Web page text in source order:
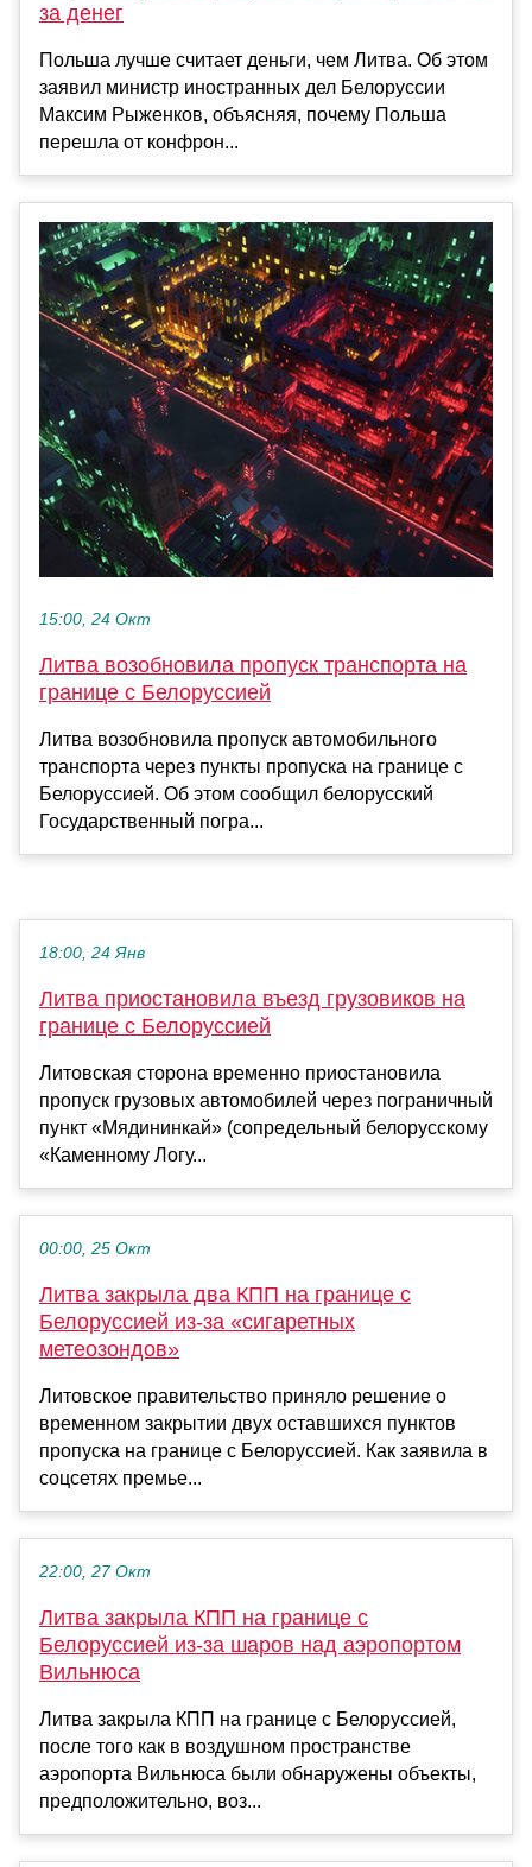
за денег
Польша лучше считает деньги, чем Литва. Об этом
заявил министр иностранных дел Белоруссии
Максим Рыженков, объясняя, почему Польша
перешла от конфрон...
15:00, 24 Окт
Литва возобновила пропуск транспорта на
границе с Белоруссией
Литва возобновила пропуск автомобильного
транспорта через пункты пропуска на границе с
Белоруссией. Об этом сообщил белорусский
Государственный погра...
18:00, 24 Янв
Литва приостановила въезд грузовиков на
границе с Белоруссией
Литовская сторона временно приостановила
пропуск грузовых автомобилей через пограничный
пункт «Мядининкай» (сопредельный белорусскому
«Каменному Логу...
00:00, 25 Окт
Литва закрыла два КПП на границе с
Белоруссией из-за «сигаретных
метеозондов»
Литовское правительство приняло решение о
временном закрытии двух оставшихся пунктов
пропуска на границе с Белоруссией. Как заявила в
соцсетях премье...
22:00, 27 Окт
Литва закрыла КПП на границе с
Белоруссией из-за шаров над аэропортом
Вильнюса
Литва закрыла КПП на границе с Белоруссией,
после того как в воздушном пространстве
аэропорта Вильнюса были обнаружены объекты,
предположительно, воз...